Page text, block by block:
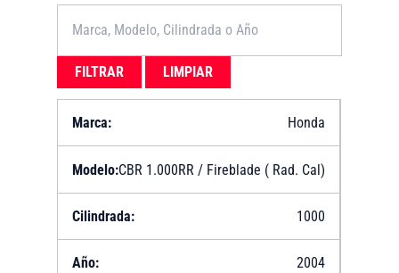
FILTRAR LIMPIAR
Honda
CBR 1.000RR / Fireblade ( Rad. Cal)
1000
2004